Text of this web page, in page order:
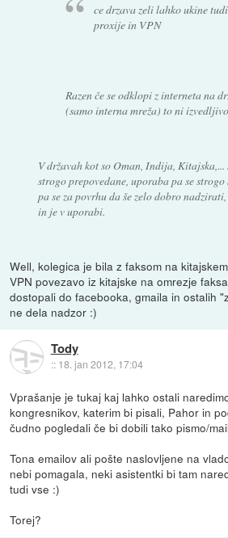
ce drzava zeli lahko ukine
proxije in VPN
Razen če se odklopi z interneta na
(samo interna mreža) to ni
V državah kot so Oman, Indija, Kitajska,...
strogo prepovedane, uporaba pa se strogo
pa se za povrhu da še zelo dobro
in je v uporabi.
Well, kolegica je bila z faksom na
VPN povezavo iz kitajske na omrezje
dostopali do facebooka, gmaila in ostalih
ne dela nadzor :)
Tody
:: 18. jan 2012, 17:04
Vprašanje je tukaj kaj lahko ostali
kongresnikov, katerim bi pisali, Pahor in
čudno pogledali če bi dobili tako pismo/
Tona emailov ali pošte naslovljene na
nebi pomagala, neki asistentki bi tam
tudi vse :)
Torej?